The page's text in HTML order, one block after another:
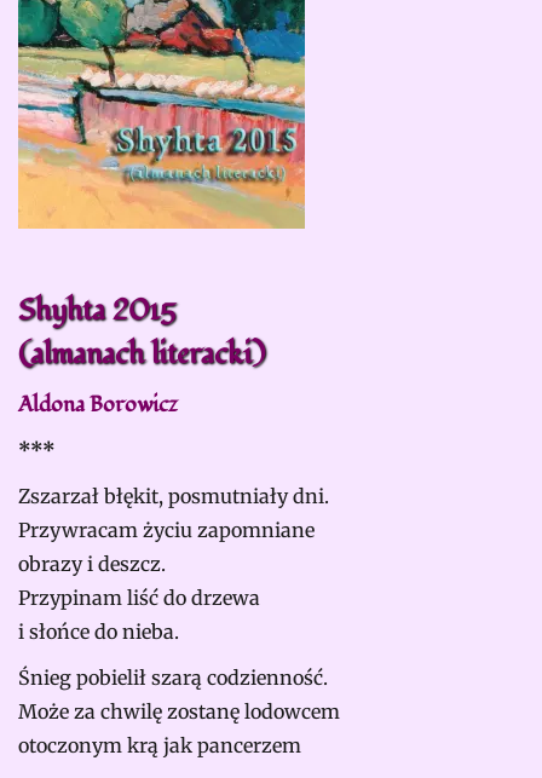
Shyhta 2015
(almanach literacki)
Aldona Borowicz
***
Zszarzał błękit, posmutniały dni.
Przywracam życiu zapomniane
obrazy i deszcz.
Przypinam liść do drzewa
i słońce do nieba.
Śnieg pobielił szarą codzienność.
Może za chwilę zostanę lodowcem
otoczonym krą jak pancerzem